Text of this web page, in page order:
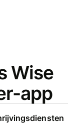
Wise
app